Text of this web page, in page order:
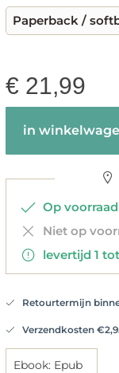
Paperback /
€ 21,99
in
Op
Niet op
levertijd 1
Retourtermijn
Verzendkosten
Ebook: Epub